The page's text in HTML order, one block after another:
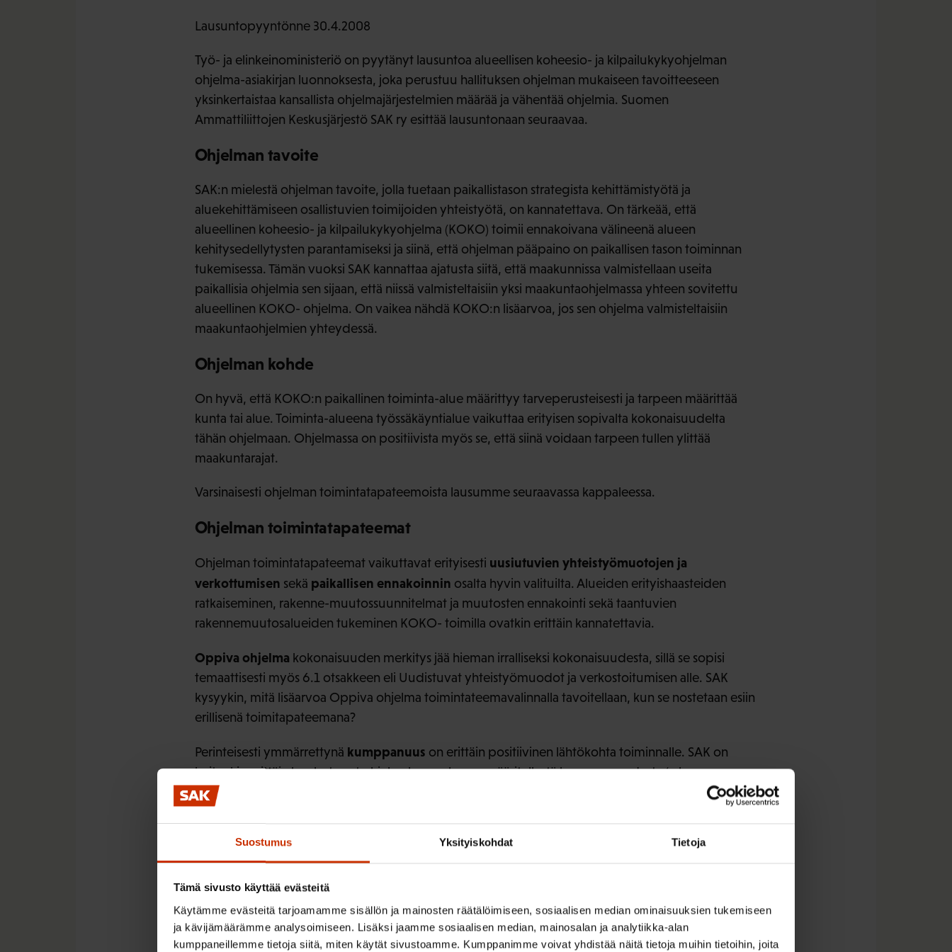
Suostumus Yksityiskohdat Tietoja
Tämä sivusto käyttää evästeitä
Käytämme evästeitä tarjoamamme sisällön ja mainosten räätälöimiseen, sosiaalisen median ominaisuuksien tukemiseen
ja kävijämäärämme analysoimiseen. Lisäksi jaamme sosiaalisen median, mainosalan ja analytiikka-alan
kumppaneillemme tietoja siitä, miten käytät sivustoamme. Kumppanimme voivat yhdistää näitä tietoja muihin tietoihin, joita
Lausuntopyyntönne 30.4.2008
Työ- ja elinkeinoministeriö on pyytänyt lausuntoa alueellisen koheesio- ja kilpailukykyohjelman
ohjelma-asiakirjan luonnoksesta, joka perustuu hallituksen ohjelman mukaiseen tavoitteeseen
yksinkertaistaa kansallista ohjelmajärjestelmien määrää ja vähentää ohjelmia. Suomen
Ammattiliittojen Keskusjärjestö SAK ry esittää lausuntonaan seuraavaa.
Ohjelman tavoite
SAK:n mielestä ohjelman tavoite, jolla tuetaan paikallistason strategista kehittämistyötä ja
aluekehittämiseen osallistuvien toimijoiden yhteistyötä, on kannatettava. On tärkeää, että
alueellinen koheesio- ja kilpailukykyohjelma (KOKO) toimii ennakoivana välineenä alueen
kehitysedellytysten parantamiseksi ja siinä, että ohjelman pääpaino on paikallisen tason toiminnan
tukemisessa. Tämän vuoksi SAK kannattaa ajatusta siitä, että maakunnissa valmistellaan useita
paikallisia ohjelmia sen sijaan, että niissä valmisteltaisiin yksi maakuntaohjelmassa yhteen sovitettu
alueellinen KOKO- ohjelma. On vaikea nähdä KOKO:n lisäarvoa, jos sen ohjelma valmisteltaisiin
maakuntaohjelmien yhteydessä.
Ohjelman kohde
On hyvä, että KOKO:n paikallinen toiminta-alue määrittyy tarveperusteisesti ja tarpeen määrittää
kunta tai alue. Toiminta-alueena työssäkäyntialue vaikuttaa erityisen sopivalta kokonaisuudelta
tähän ohjelmaan. Ohjelmassa on positiivista myös se, että siinä voidaan tarpeen tullen ylittää
maakuntarajat.
Varsinaisesti ohjelman toimintatapateemoista lausumme seuraavassa kappaleessa.
Ohjelman toimintatapateemat
Ohjelman toimintatapateemat vaikuttavat erityisesti uusiutuvien yhteistyömuotojen ja
verkottumisen sekä paikallisen ennakoinnin osalta hyvin valituilta. Alueiden erityishaasteiden
ratkaiseminen, rakenne-muutossuunnitelmat ja muutosten ennakointi sekä taantuvien
rakennemuutosalueiden tukeminen KOKO- toimilla ovatkin erittäin kannatettavia.
Oppiva ohjelma kokonaisuuden merkitys jää hieman irralliseksi kokonaisuudesta, sillä se sopisi
temaattisesti myös 6.1 otsakkeen eli Uudistuvat yhteistyömuodot ja verkostoitumisen alle. SAK
kysyykin, mitä lisäarvoa Oppiva ohjelma toimintateemavalinnalla tavoitellaan, kun se nostetaan esiin
erillisenä toimitapateemana?
Perinteisesti ymmärrettynä kumppanuus on erittäin positiivinen lähtökohta toiminnalle. SAK on
kuitenkin erittäin huolestunut ohjelmaluonnoksessa määritellystä kumppanuudesta (= kumppanuus
julkisen, kolmannen sektorin ja yritysmaailman välillä), jolla työntekijäjärjestöt suljetaan kokonaan
kumppanuuden ulkopuolelle. SAK esittääkin, että ohjelmaluonnoksessa palataan perinteiseen
sektorin, kolmannen sektorin ja
työmarkkinaosapuoltenvälillä. On tärkeää, että ohjelmapäätöksiä
On positiivista, että sekä ympäristö- että tasa-arvonäkökulma on huomioitu ohjelmassa
kohtuullisesti.